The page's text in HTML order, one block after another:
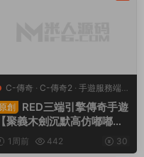
C-傳奇 · C-傳奇2 · 手遊服務端·
端遊服務端
原創
RED三端引擎傳奇手遊
【聚義木劍沉默高仿嘟嘟沉
】Win一鍵服務端+安卓蘋
PC三端+視頻架設教程
1周前 442 30